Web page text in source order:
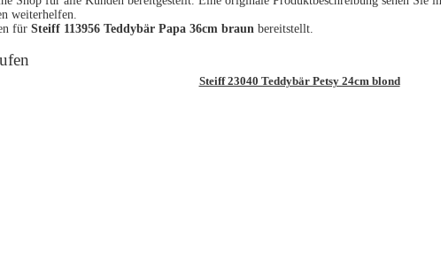
weiterhelfen.
für Steiff 113956 Teddybär Papa 36cm braun bereitstellt.
Steiff 23040 Teddybär Petsy 24cm blond